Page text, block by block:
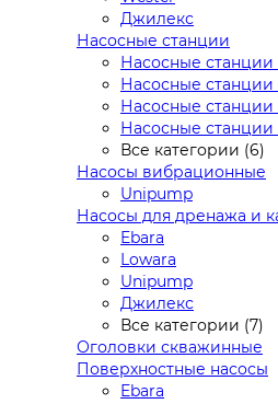
Джилекс
Насосные станции
Насосные станции
Насосные станции
Насосные станции
Насосные станции
Все категории (6)
Насосы вибрационные
Unipump
Насосы для дренажа и
Ebara
Lowara
Unipump
Джилекс
Все категории (7)
Оголовки скважинные
Поверхностные насосы
Ebara